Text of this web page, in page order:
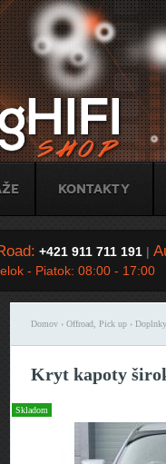
Kontakty
+421 911 711 191|
- Piatok: 08:00 - 17:00
Domov› Offroad, Pick up›
Kryt kapoty
Skladom